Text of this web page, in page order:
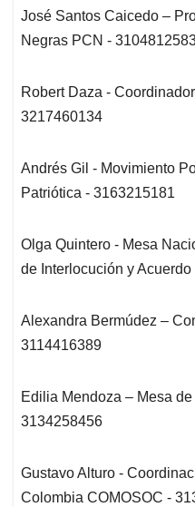
José Santos Caicedo –
Negras PCN -
Robert Daza -
3217460134
Andrés Gil - Movimiento
Patriótica - 3163215181
Olga Quintero - Mesa
de Interlocución y
Alexandra Bermúdez –
3114416389
Edilia Mendoza – Mesa
3134258456
Gustavo Alturo -
Colombia COMOSOC -